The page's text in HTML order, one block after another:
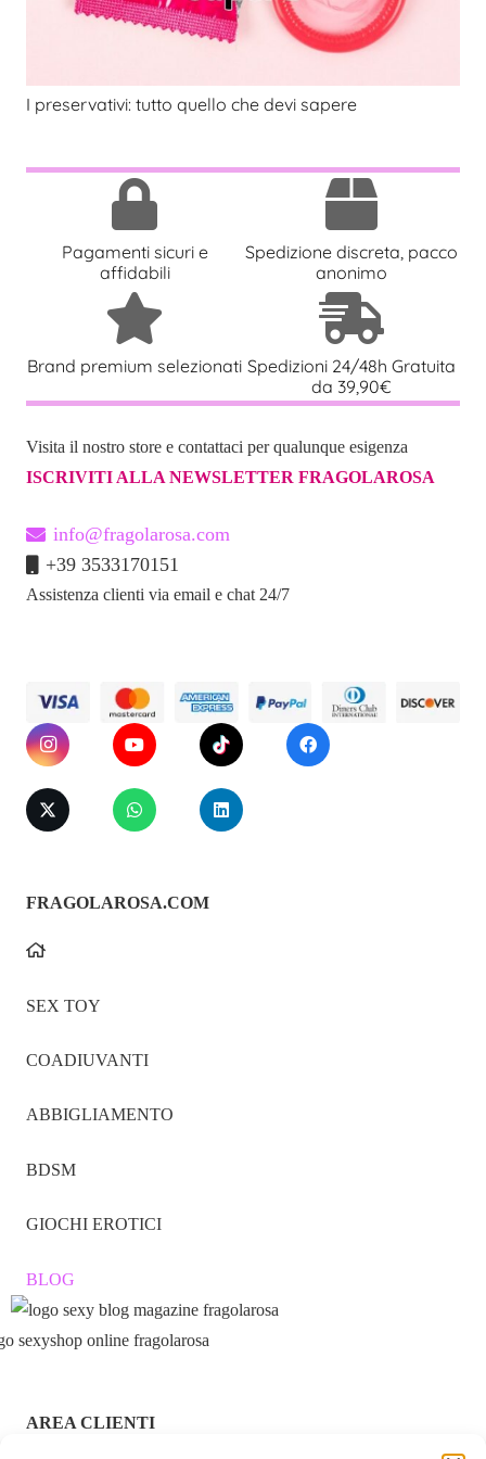
I preservativi: tutto quello che devi sapere
Pagamenti sicuri e
affidabili
Spedizione discreta, pacco
anonimo
Brand premium selezionati Spedizioni 24/48h Gratuita
da 39,90€
Visita il nostro store e contattaci per qualunque esigenza
ISCRIVITI ALLA NEWSLETTER FRAGOLAROSA
info@fragolarosa.com
+39 3533170151
Assistenza clienti via email e chat 24/7
FRAGOLAROSA.COM
SEX TOY
COADIUVANTI
ABBIGLIAMENTO
BDSM
GIOCHI EROTICI
BLOG
AREA CLIENTI